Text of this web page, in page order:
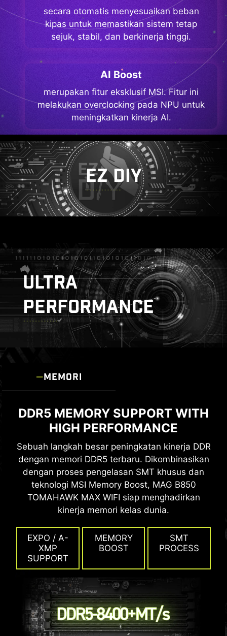
secara otomatis menyesuaikan beban
kipas untuk memastikan sistem tetap
sejuk, stabil, dan berkinerja tinggi.
AI Boost
merupakan fitur eksklusif MSI. Fitur ini
melakukan overclocking pada NPU untuk
meningkatkan kinerja AI.
EZ DIY
ULTRA
PERFORMANCE
MEMORI
DDR5 MEMORY SUPPORT WITH
HIGH PERFORMANCE
Sebuah langkah besar peningkatan kinerja DDR
dengan memori DDR5 terbaru. Dikombinasikan
dengan proses pengelasan SMT khusus dan
teknologi MSI Memory Boost, MAG B850
TOMAHAWK MAX WIFI siap menghadirkan
kinerja memori kelas dunia.
EXPO / A-
XMP
SUPPORT
MEMORY
BOOST
SMT
PROCESS